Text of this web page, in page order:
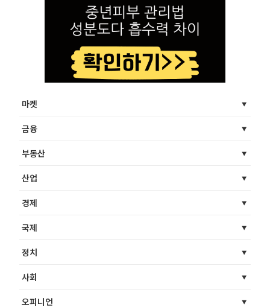
마켓
금융
부동산
산업
경제
국제
정치
사회
오피니언